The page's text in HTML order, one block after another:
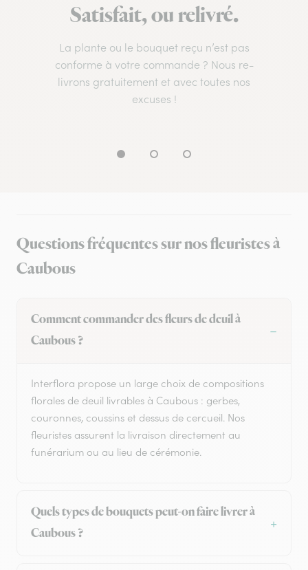
Satisfait, ou relivré.
La plante ou le bouquet reçu n’est pas
conforme à votre commande ? Nous re-
livrons gratuitement et avec toutes nos
excuses !
Questions fréquentes sur nos fleuristes à
Caubous
Comment commander des fleurs de deuil à
Caubous ?
Interflora propose un large choix de compositions
florales de deuil livrables à Caubous : gerbes,
couronnes, coussins et dessus de cercueil. Nos
fleuristes assurent la livraison directement au
funérarium ou au lieu de cérémonie.
Quels types de bouquets peut-on faire livrer à
Caubous ?